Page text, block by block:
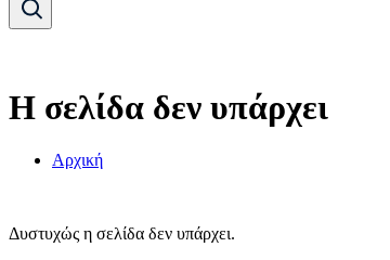
Η σελίδα δεν υπάρχει
Αρχική
Δυστυχώς η σελίδα δεν υπάρχει.